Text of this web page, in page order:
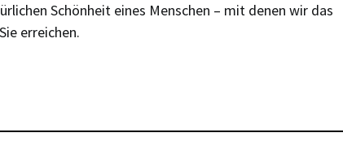
Schönheit eines Menschen – mit denen wir das
erreichen.